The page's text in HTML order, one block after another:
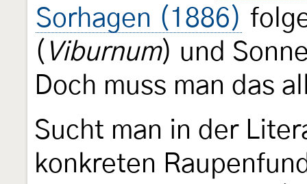
Sorhagen (1886)
( Viburnum) und
Doch muss man das
Sucht man in der
konkreten